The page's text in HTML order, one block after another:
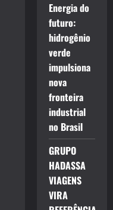
Energia do
futuro:
hidrogênio
verde
impulsiona
nova
fronteira
industrial
no Brasil
GRUPO
HADASSA
VIAGENS
VIRA